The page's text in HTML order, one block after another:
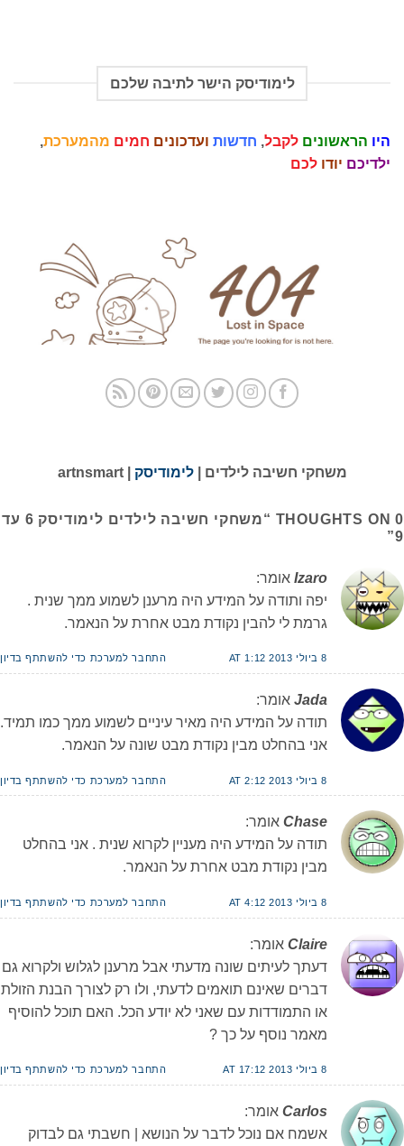
לימודיסק הישר לתיבה שלכם
היו הראשונים לקבל, חדשות ועדכונים חמים מהמערכת,
ילדיכם יודו לכם
משחקי חשיבה לילדים |לימודיסק | artnsmart
0 THOUGHTS ON “
משחקי חשיבה לילדים לימודיסק 6 עד
9
”
Izaro אומר:
יפה ותודה על המידע היה מרענן לשמוע ממך שנית .
גרמת לי להבין נקודת מבט אחרת על הנאמר.
8 ביולי 2013 AT 1:12 התחבר למערכת כדי להשתתף בדיון
Jada אומר:
תודה על המידע היה מאיר עיניים לשמוע ממך כמו תמיד.
אני בהחלט מבין נקודת מבט שונה על הנאמר.
8 ביולי 2013 AT 2:12 התחבר למערכת כדי להשתתף בדיון
Chase אומר:
תודה על המידע היה מעניין לקרוא שנית . אני בהחלט
מבין נקודת מבט אחרת על הנאמר.
8 ביולי 2013 AT 4:12 התחבר למערכת כדי להשתתף בדיון
Claire אומר:
דעתך לעיתים שונה מדעתי אבל מרענן לגלוש ולקרוא גם
דברים שאינם תואמים לדעתי, ולו רק לצורך הבנת הזולת
או התמודדות עם שאני לא יודע הכל. האם תוכל להוסיף
מאמר נוסף על כך ?
8 ביולי 2013 AT 17:12 התחבר למערכת כדי להשתתף בדיון
Carlos אומר:
אשמח אם נוכל לדבר על הנושא | חשבתי גם לבדוק